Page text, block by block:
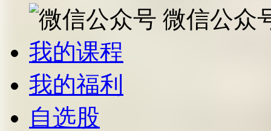
微信公众
我的课程
我的福利
自选股